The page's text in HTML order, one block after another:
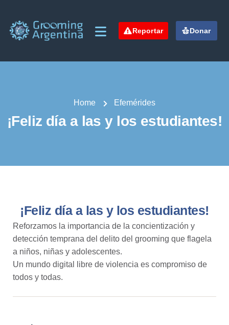
Reportar Donar
Home Efemérides
¡Feliz día a las y los estudiantes!
¡Feliz día a las y los estudiantes!
Reforzamos la importancia de la concientización y
detección temprana del delito del grooming que flagela
a niños, niñas y adolescentes.
Un mundo digital libre de violencia es compromiso de
todos y todas.